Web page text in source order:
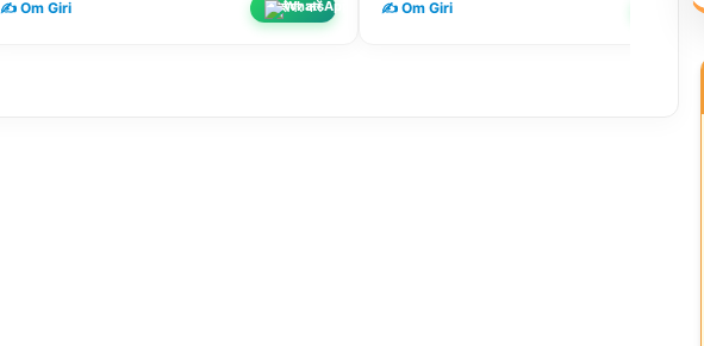
✍️ Om Giri शेयर करें ✍️ Om Giri शेयर करें